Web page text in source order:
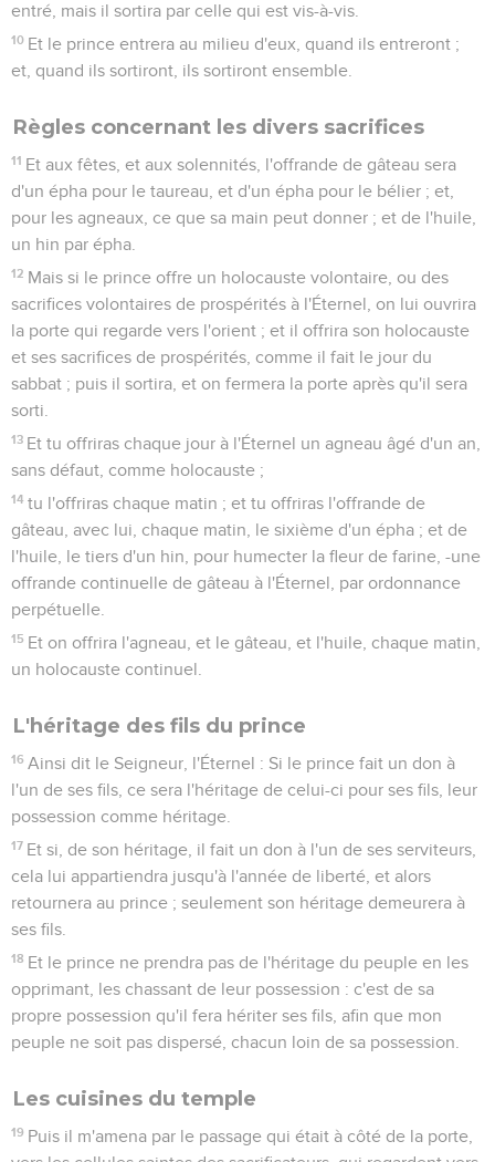
entré, mais il sortira par celle qui est vis-à-vis.
10 Et le prince entrera au milieu d'eux, quand ils entreront ;
et, quand ils sortiront, ils sortiront ensemble.
Règles concernant les divers sacrifices
11 Et aux fêtes, et aux solennités, l'offrande de gâteau sera
d'un épha pour le taureau, et d'un épha pour le bélier ; et,
pour les agneaux, ce que sa main peut donner ; et de l'huile,
un hin par épha.
12 Mais si le prince offre un holocauste volontaire, ou des
sacrifices volontaires de prospérités à l'Éternel, on lui ouvrira
la porte qui regarde vers l'orient ; et il offrira son holocauste
et ses sacrifices de prospérités, comme il fait le jour du
sabbat ; puis il sortira, et on fermera la porte après qu'il sera
sorti.
13 Et tu offriras chaque jour à l'Éternel un agneau âgé d'un an,
sans défaut, comme holocauste ;
14 tu l'offriras chaque matin ; et tu offriras l'offrande de
gâteau, avec lui, chaque matin, le sixième d'un épha ; et de
l'huile, le tiers d'un hin, pour humecter la fleur de farine, -une
offrande continuelle de gâteau à l'Éternel, par ordonnance
perpétuelle.
15 Et on offrira l'agneau, et le gâteau, et l'huile, chaque matin,
un holocauste continuel.
L'héritage des fils du prince
16 Ainsi dit le Seigneur, l'Éternel : Si le prince fait un don à
l'un de ses fils, ce sera l'héritage de celui-ci pour ses fils, leur
possession comme héritage.
17 Et si, de son héritage, il fait un don à l'un de ses serviteurs,
cela lui appartiendra jusqu'à l'année de liberté, et alors
retournera au prince ; seulement son héritage demeurera à
ses fils.
18 Et le prince ne prendra pas de l'héritage du peuple en les
opprimant, les chassant de leur possession : c'est de sa
propre possession qu'il fera hériter ses fils, afin que mon
peuple ne soit pas dispersé, chacun loin de sa possession.
Les cuisines du temple
19 Puis il m'amena par le passage qui était à côté de la porte,